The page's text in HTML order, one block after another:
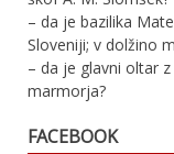
– da je bazilika
Sloveniji; v dolžino
– da je glavni oltar
marmorja?
FACEBOOK